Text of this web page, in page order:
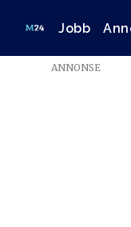
Jobb
ANNONSE